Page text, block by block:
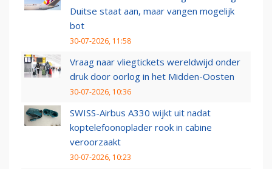
Duitse staat aan, maar vangen mogelijk
bot
30-07-2026, 11:58
Vraag naar vliegtickets wereldwijd onder
druk door oorlog in het Midden-Oosten
30-07-2026, 10:36
SWISS-Airbus A330 wijkt uit nadat
koptelefoonoplader rook in cabine
veroorzaakt
30-07-2026, 10:23